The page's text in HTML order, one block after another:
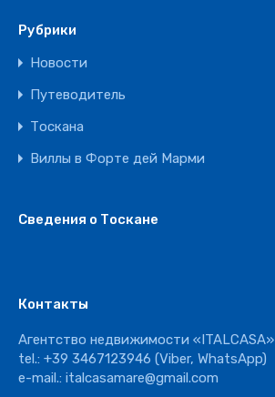
Рубрики
Новости
Путеводитель
Тоскана
Виллы в Форте дей Марми
Сведения о Тоскане
Контакты
Агентство недвижимости «ITALCASA»
tel.: +39 3467123946 (Viber, WhatsApp)
e-mail.: italcasamare@gmail.com